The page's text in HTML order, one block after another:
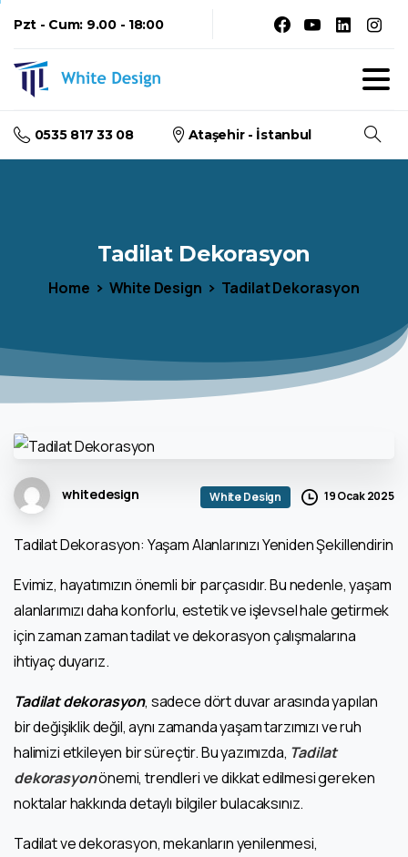
Pzt - Cum: 9.00 - 18:00
0535 817 33 08 Ataşehir - İstanbul
Arama
Tadilat Dekorasyon
Home White Design Tadilat Dekorasyon
whitedesign White Design 19 Ocak 2025
Tadilat Dekorasyon: Yaşam Alanlarınızı Yeniden Şekillendirin
Evimiz, hayatımızın önemli bir parçasıdır. Bu nedenle, yaşam
alanlarımızı daha konforlu, estetik ve işlevsel hale getirmek
için zaman zaman tadilat ve dekorasyon çalışmalarına
ihtiyaç duyarız.
Tadilat dekorasyon, sadece dört duvar arasında yapılan
bir değişiklik değil, aynı zamanda yaşam tarzımızı ve ruh
halimizi etkileyen bir süreçtir. Bu yazımızda, Tadilat
dekorasyonönemi, trendleri ve dikkat edilmesi gereken
noktalar hakkında detaylı bilgiler bulacaksınız.
Tadilat ve dekorasyon, mekanların yenilenmesi,